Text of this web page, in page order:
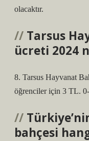
olacaktır.
Tarsus
ücreti 2024
8. Tarsus Hayvanat
öğrenciler için 3 TL.
bahçesi